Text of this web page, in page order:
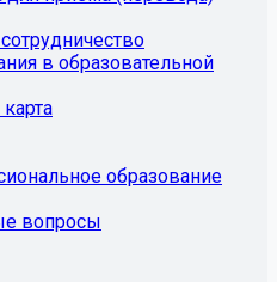
в образовательной
образование
вопросы